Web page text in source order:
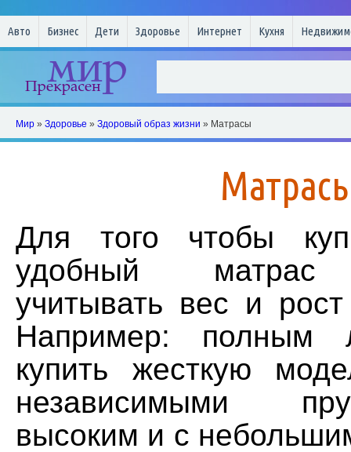
Авто Бизнес Дети Здоровье Интернет Кухня
Мир » Здоровье » Здоровый образ жизни » Матрасы
Для того чтобы
удобный матрас
учитывать вес и рост
Например: полным
купить жесткую
независимыми
высоким и с